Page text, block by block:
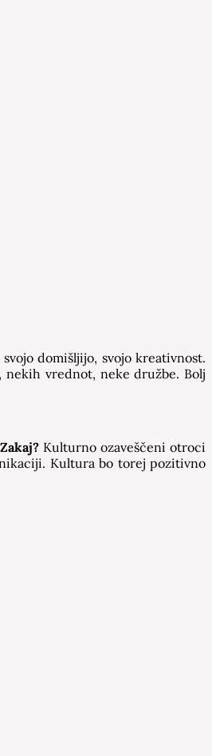
domišljijo, svojo kreativnost.
nekih vrednot, neke družbe. Bolj
Zakaj? Kulturno ozaveščeni otroci
Kultura bo torej pozitivno